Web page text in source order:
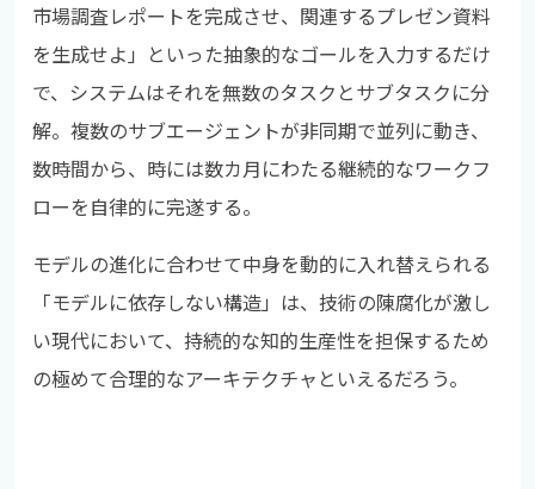
市場調査レポートを完成させ、関連するプレゼン資料
を生成せよ」といった抽象的なゴールを入力するだけ
で、システムはそれを無数のタスクとサブタスクに分
解。複数のサブエージェントが非同期で並列に動き、
数時間から、時には数カ月にわたる継続的なワークフ
ローを自律的に完遂する。
モデルの進化に合わせて中身を動的に入れ替えられる
「モデルに依存しない構造」は、技術の陳腐化が激し
い現代において、持続的な知的生産性を担保するため
の極めて合理的なアーキテクチャといえるだろう。